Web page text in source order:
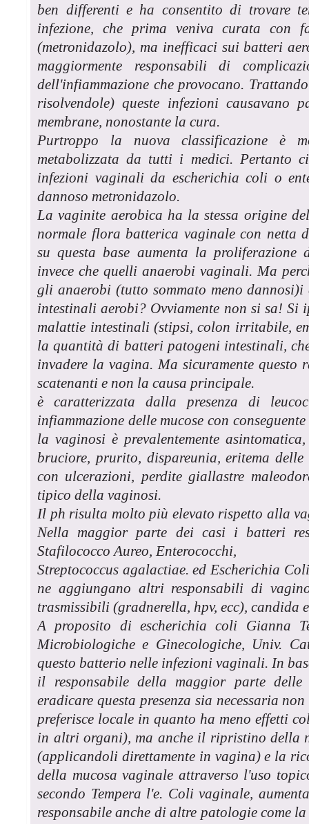
ben differenti e ha consentito di trovare
infezione, che prima veniva curata con
(metronidazolo), ma inefficaci sui batteri
maggiormente responsabili di
dell'infiammazione che provocano.
risolvendole) queste infezioni causavano
membrane, nonostante la cura.
Purtroppo la nuova classificazione è
metabolizzata da tutti i medici. Pertanto
infezioni vaginali da escherichia coli o
dannoso metronidazolo.
La vaginite aerobica ha la stessa origine
normale flora batterica vaginale con netta
su questa base aumenta la
invece che quelli anaerobi vaginali. Ma
gli anaerobi (tutto sommato meno
intestinali aerobi? Ovviamente non si sa! Si
malattie intestinali (stipsi, colon irritabile,
la quantità di batteri patogeni intestinali,
invadere la vagina. Ma sicuramente questo
scatenanti e non la causa principale.
è caratterizzata dalla presenza di
infiammazione delle mucose con
la vaginosi è prevalentemente
bruciore, prurito, dispareunia, eritema
con ulcerazioni, perdite giallastre
tipico della vaginosi.
Il ph risulta molto più elevato rispetto alla
Nella maggior parte dei casi i batteri
Stafilococco Aureo, Enterococchi,
Streptococcus agalactiae. ed Escherichia
ne aggiungano altri responsabili di
trasmissibili (gradnerella, hpv, ecc), candida
A proposito di escherichia coli Gianna
Microbiologiche e Ginecologiche, Univ.
questo batterio nelle infezioni vaginali. In
il responsabile della maggior parte
eradicare questa presenza sia necessaria
preferisce locale in quanto ha meno effetti
in altri organi), ma anche il ripristino della
(applicandoli direttamente in vagina) e la
della mucosa vaginale attraverso l'uso
secondo Tempera l'e. Coli vaginale,
responsabile anche di altre patologie come